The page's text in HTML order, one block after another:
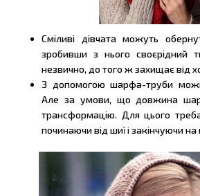
Сміливі дівчата можуть
зробивши з нього своєрідний
незвично, до того ж захищає від
З допомогою шарфа-труби
Але за умови, що довжина
трансформацію. Для цього
починаючи від шиї і закінчуючи на